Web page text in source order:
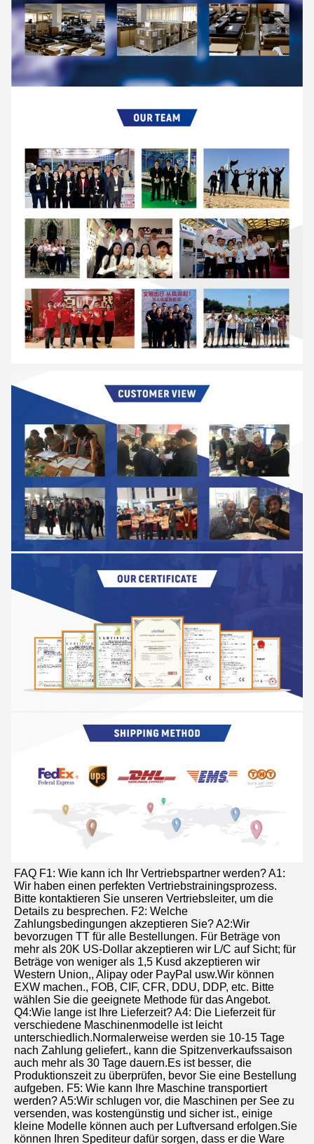
FAQ F1: Wie kann ich Ihr Vertriebspartner werden? A1:
Wir haben einen perfekten Vertriebstrainingsprozess.
Bitte kontaktieren Sie unseren Vertriebsleiter, um die
Details zu besprechen. F2: Welche
Zahlungsbedingungen akzeptieren Sie? A2:Wir
bevorzugen TT für alle Bestellungen. Für Beträge von
mehr als 20K US-Dollar akzeptieren wir L/C auf Sicht; für
Beträge von weniger als 1,5 Kusd akzeptieren wir
Western Union,, Alipay oder PayPal usw.Wir können
EXW machen., FOB, CIF, CFR, DDU, DDP, etc. Bitte
wählen Sie die geeignete Methode für das Angebot.
Q4:Wie lange ist Ihre Lieferzeit? A4: Die Lieferzeit für
verschiedene Maschinenmodelle ist leicht
unterschiedlich.Normalerweise werden sie 10-15 Tage
nach Zahlung geliefert., kann die Spitzenverkaufssaison
auch mehr als 30 Tage dauern.Es ist besser, die
Produktionszeit zu überprüfen, bevor Sie eine Bestellung
aufgeben. F5: Wie kann Ihre Maschine transportiert
werden? A5:Wir schlugen vor, die Maschinen per See zu
versenden, was kostengünstig und sicher ist., einige
kleine Modelle können auch per Luftversand erfolgen.Sie
können Ihren Spediteur dafür sorgen, dass er die Ware